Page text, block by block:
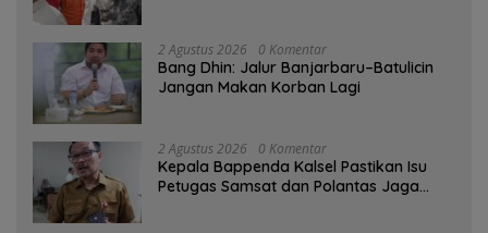
2 Agustus 2026 0 Komentar
Bang Dhin: Jalur Banjarbaru–Batulicin
Jangan Makan Korban Lagi
2 Agustus 2026 0 Komentar
Kepala Bappenda Kalsel Pastikan Isu
Petugas Samsat dan Polantas Jaga